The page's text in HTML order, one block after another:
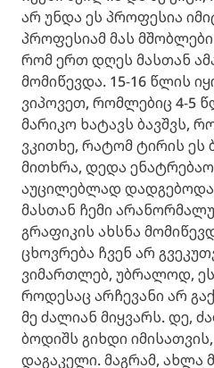
არ უნდა ეს პროფესია
პროფესიამ მას
რომ ერთ დღეს მასთან
მომიწევდა. 15-16 წლის
ვიპოვეთ, რომლებიც 4-5
მარიკო ხატავს ბავშვს,
ვკითხე, რატომ ტირის ეს
მითხრა, დედა
აუცილებლად
მასთან ჩემი
გრაფიკის ახსნა
ცხოვრება ჩვენ არ
ვიმართლებ, უბრალოდ, ეს
როდესაც არჩევანი არ
მე ძალიან მიყვარს. დე,
ბოდიშს გიხდი
დაგაკელი. მაგრამ, ახლა